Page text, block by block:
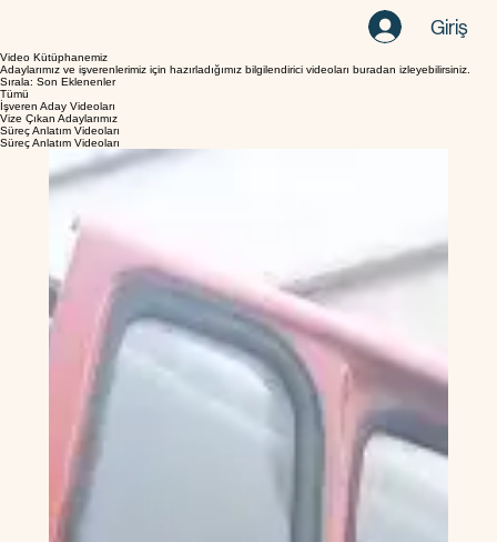
Süreç Nasıl İşliyor Videolar
Giriş
Video Kütüphanemiz
Adaylarımız ve işverenlerimiz için hazırladığımız bilgilendirici videoları buradan izleyebilirsiniz.
Sırala: Son Eklenenler
Tümü
İşveren Aday Videoları
Vize Çıkan Adaylarımız
Süreç Anlatım Videoları
Süreç Anlatım Videoları